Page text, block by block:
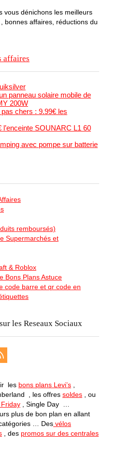
vous dénichons les meilleurs
bonnes affaires, réductions du
affaires
panneau solaire mobile de
200W
chers : 9.99€ les
SOUNARC L1 60
avec pompe sur batterie
remboursés)
Supermarchés et
& Roblox
Bons Plans Astuce
code barre et qr code en
les Reseaux Sociaux
les bons plans Levi’s
, les offres soldes , ou
, Single Day …
plus de bon plan en allant
… Des vélos
, des promos sur des centrales